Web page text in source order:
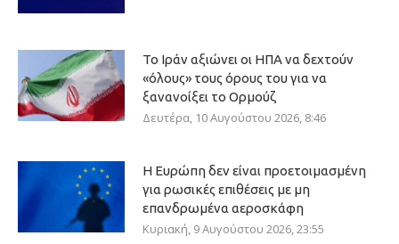
Το Ιράν αξιώνει οι ΗΠΑ να δεχτούν
«όλους» τους όρους του για να
ξανανοίξει το Ορμούζ
Δευτέρα, 10 Αυγούστου 2026, 8:46
Η Ευρώπη δεν είναι προετοιμασμένη
για ρωσικές επιθέσεις με μη
επανδρωμένα αεροσκάφη
Κυριακή, 9 Αυγούστου 2026, 23:55